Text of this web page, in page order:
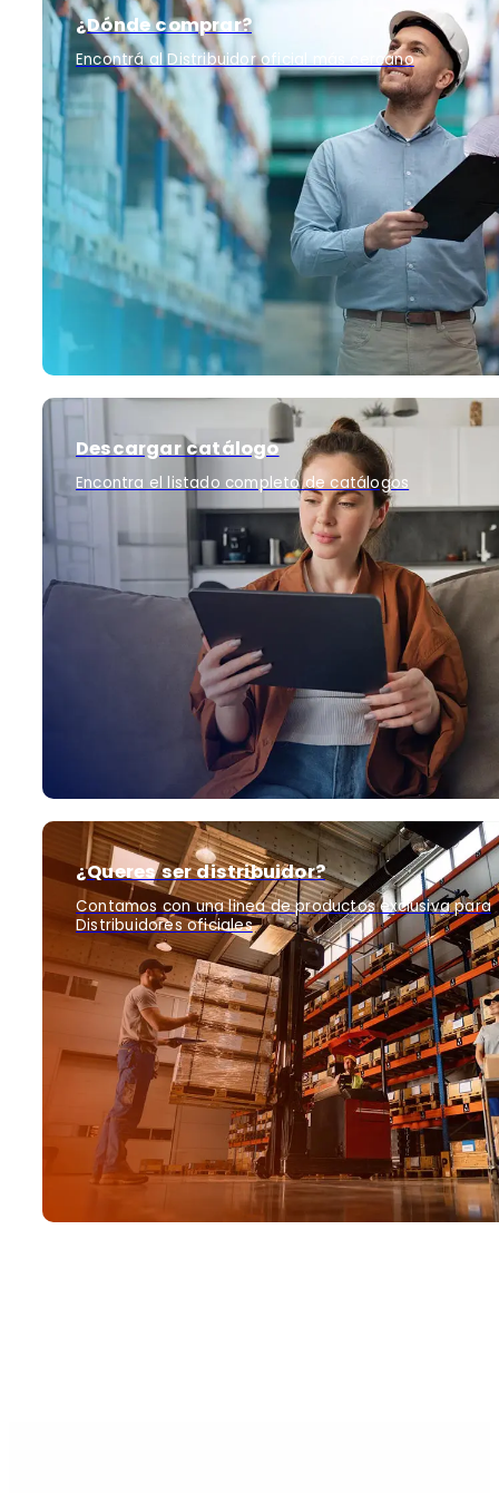
¿Dónde comprar?
Encontrá al Distribuidor oficial más cercano
Descargar catálogo
Encontra el listado completo de catálogos
¿Queres ser distribuidor?
Contamos con una linea de productos exclusiva para
Distribuidores oficiales